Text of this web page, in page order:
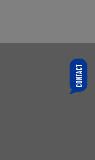
CONTACT
CONTACTER ?